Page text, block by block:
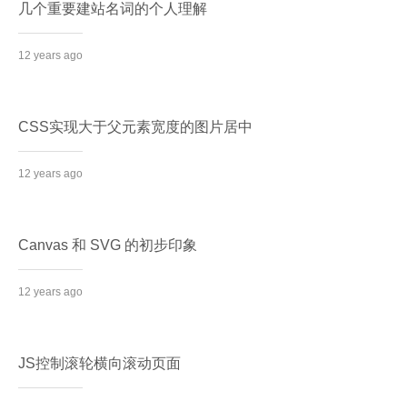
几个重要建站名词的个人理解
12 years ago
CSS实现大于父元素宽度的图片居中
12 years ago
Canvas 和 SVG 的初步印象
12 years ago
JS控制滚轮横向滚动页面